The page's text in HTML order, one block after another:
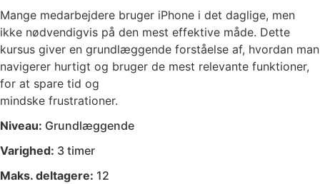
Mange medarbejdere bruger iPhone i det daglige, men
ikke nødvendigvis på den mest effektive måde. Dette
kursus giver en grundlæggende forståelse af, hvordan man
navigerer hurtigt og bruger de mest relevante funktioner,
for at spare tid og
mindske frustrationer.
Niveau: Grundlæggende
Varighed: 3 timer
Maks. deltagere: 12